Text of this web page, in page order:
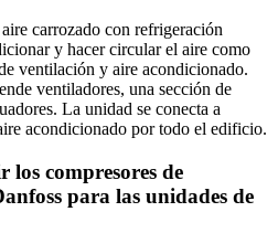
carrozado con refrigeración
y hacer circular el aire como
ventilación y aire acondicionado.
ventiladores, una sección de
La unidad se conecta a
acondicionado por todo el edificio.
los compresores de
para las unidades de